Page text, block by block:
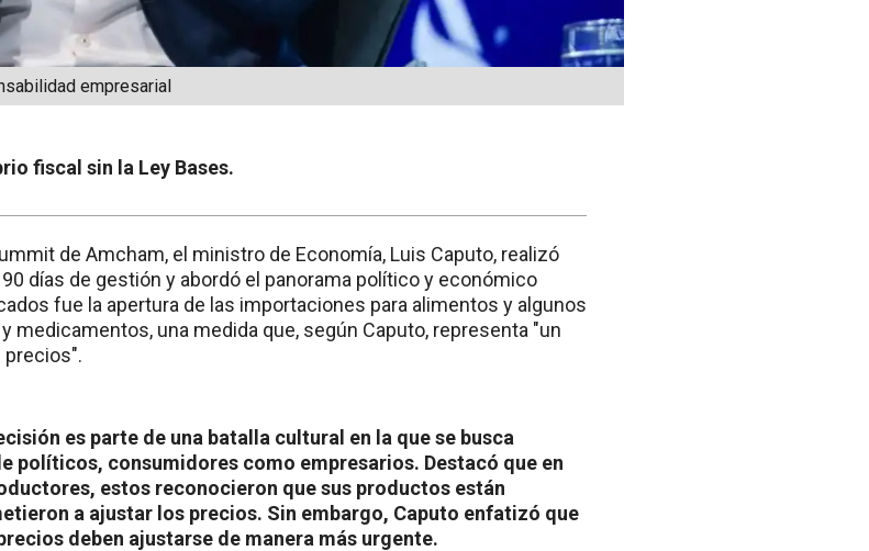
empresarial
fiscal sin la Ley Bases.
de Amcham, el ministro de Economía, Luis Caputo, realizó
días de gestión y abordó el panorama político y económico
fue la apertura de las importaciones para alimentos y algunos
medicamentos, una medida que, según Caputo, representa "un
precios".
es parte de una batalla cultural en la que se busca
políticos, consumidores como empresarios. Destacó que en
estos reconocieron que sus productos están
a ajustar los precios. Sin embargo, Caputo enfatizó que
deben ajustarse de manera más urgente.